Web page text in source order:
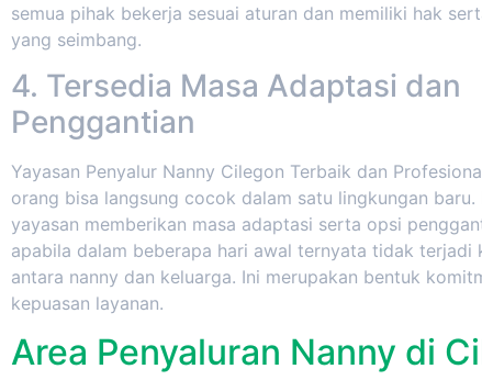
semua pihak bekerja sesuai aturan dan memiliki hak
yang seimbang.
4. Tersedia Masa Adaptasi dan
Penggantian
Yayasan Penyalur Nanny Cilegon Terbaik dan
orang bisa langsung cocok dalam satu lingkungan baru.
yayasan memberikan masa adaptasi serta opsi
apabila dalam beberapa hari awal ternyata tidak terjadi
antara nanny dan keluarga. Ini merupakan bentuk
kepuasan layanan.
Area Penyaluran Nanny di